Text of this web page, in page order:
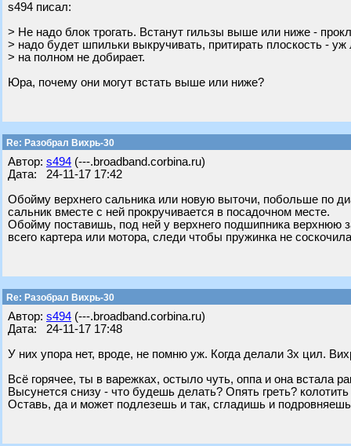
s494 писал:
> Не надо блок трогать. Встанут гильзы выше или ниже -
> надо будет шпильки выкручивать, притирать плоскость -
> на полном не добирает.
Юра, почему они могут встать выше или ниже?
Re: Разобрал Вихрь-30
Автор: s494 (---.broadband.corbina.ru)
Дата: 24-11-17 17:42
Обойму верхнего сальника или новую выточи, побольше по
сальник вместе с ней прокручивается в посадочном месте.
Обойму поставишь, под ней у верхнего подшипника
всего картера или мотора, следи чтобы пружинка не
Re: Разобрал Вихрь-30
Автор: s494 (---.broadband.corbina.ru)
Дата: 24-11-17 17:48
У них упора нет, вроде, не помню уж. Когда делали 3х цил.
Всё горячее, ты в варежках, остыло чуть, оппа и она встала
Высунется снизу - что будешь делать? Опять греть?
Оставь, да и может подлезешь и так, сгладишь и